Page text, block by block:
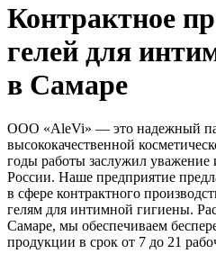
Контрактное
гелей для
в Самаре
ООО «AleVi» — это надежный
высококачественной
годы работы заслужил уважение
России. Наше предприятие
в сфере контрактного
гелям для интимной гигиены.
Самаре, мы обеспечиваем
продукции в срок от 7 до 21